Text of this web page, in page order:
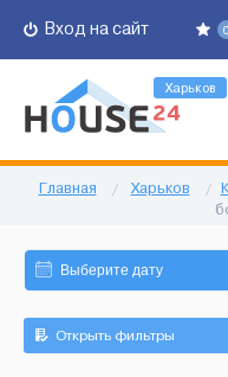
0
Вход на сайт
Харьков
Главная / Харьков /
Открыть фильтры